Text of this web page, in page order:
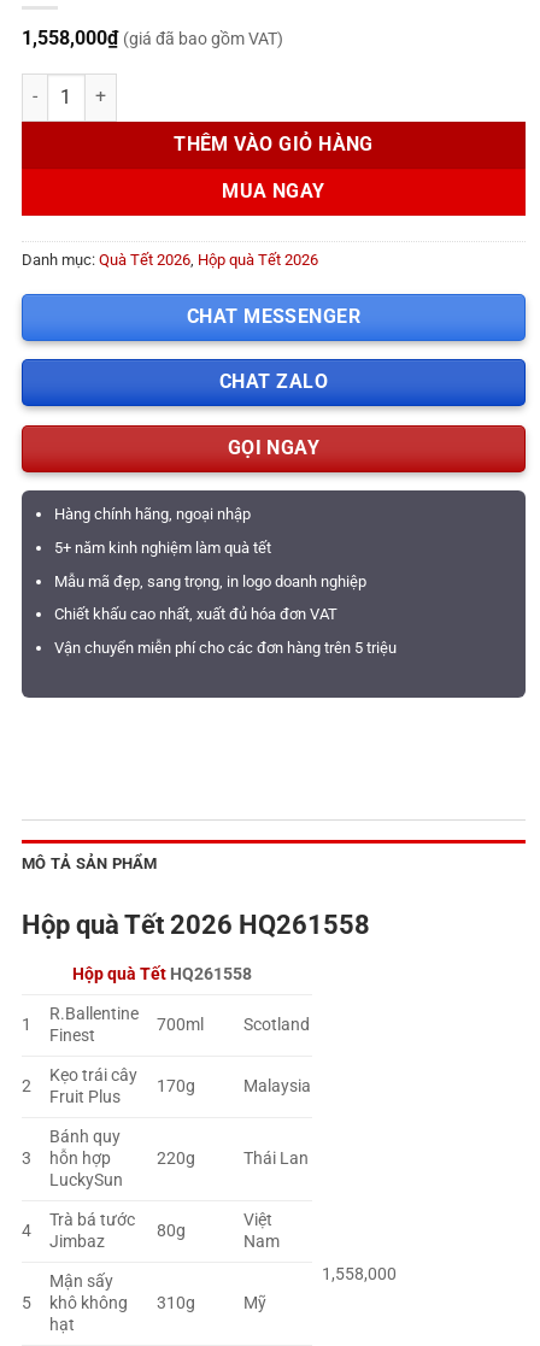
1,558,000₫ (giá đã bao gồm VAT)
Hộp quà Tết 2026 HQ261558 số lượng
THÊM VÀO GIỎ HÀNG
MUA NGAY
Danh mục: Quà Tết 2026 Hộp quà Tết 2026
CHAT MESSENGER
CHAT ZALO
GỌI NGAY
Hàng chính hãng, ngoại nhập
5+ năm kinh nghiệm làm quà tết
Mẫu mã đẹp, sang trọng, in logo doanh nghiệp
Chiết khấu cao nhất, xuất đủ hóa đơn VAT
Vận chuyển miễn phí cho các đơn hàng trên 5 triệu
MÔ TẢ SẢN PHẨM
Hộp quà Tết 2026 HQ261558
Hộp quà Tết HQ261558
1,558,000
1
R.Ballentine
Finest
700ml Scotland
2
Kẹo trái cây
Fruit Plus
170g Malaysia
3
Bánh quy
hỗn hợp
LuckySun
220g Thái Lan
4
Trà bá tước
Jimbaz
80g
Việt
Nam
5
Mận sấy
khô không
hạt
310g Mỹ